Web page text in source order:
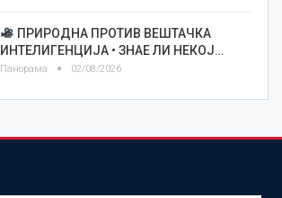
ПРИРОДНА ПРОТИВ ВЕШТАЧКА
ИНТЕЛИГЕНЦИЈА • ЗНАЕ ЛИ НЕКОЈ…
Панорама 02/08/2026